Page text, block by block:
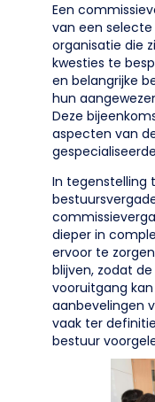
Een
van een
organisatie die
kwesties te
en belangrijke
hun
Deze
aspecten van
In tegenstelling
dieper in
ervoor te
blijven, zodat
vooruitgang
aanbevelingen
vaak ter
bestuur